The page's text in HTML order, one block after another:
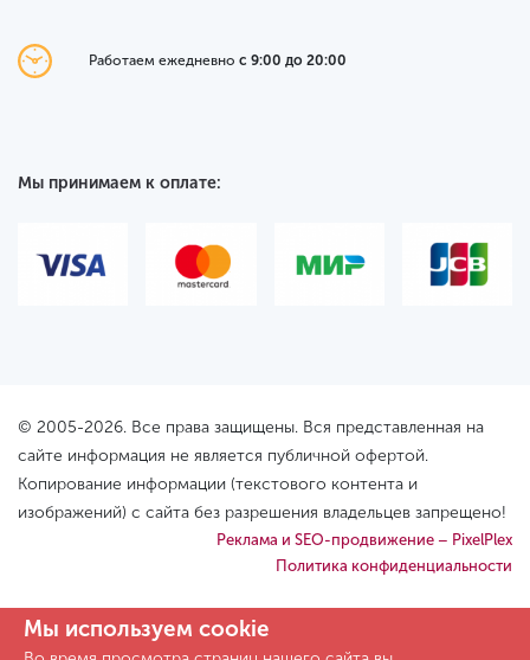
Работаем ежедневно с 9:00 до 20:00
Мы принимаем к оплате:
© 2005-2026. Все права защищены. Вся представленная на
сайте информация не является публичной офертой.
Копирование информации (текстового контента и
изображений) с сайта без разрешения владельцев запрещено!
Реклама и SEO-продвижение – PixelPlex
Политика конфиденциальности
Мы используем cookie